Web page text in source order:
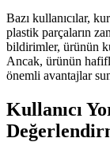
Bazı kullanıcılar,
plastik parçaların
bildirimler, ürünün
Ancak, ürünün
önemli avantajlar
Kullanıcı